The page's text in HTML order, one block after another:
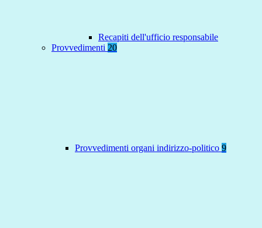
Recapiti dell'ufficio responsabile
Provvedimenti 20
Provvedimenti organi indirizzo-politico 9